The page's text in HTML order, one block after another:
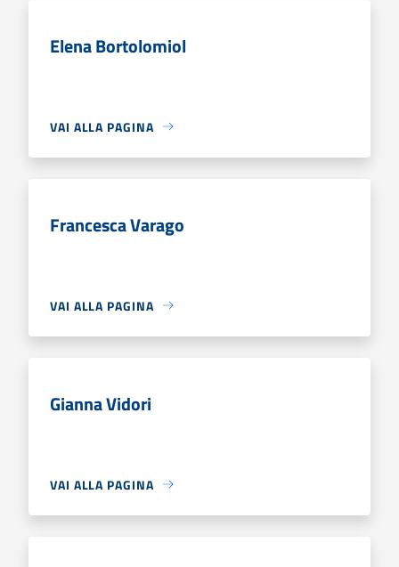
Elena Bortolomiol
VAI ALLA PAGINA
Francesca Varago
VAI ALLA PAGINA
Gianna Vidori
VAI ALLA PAGINA